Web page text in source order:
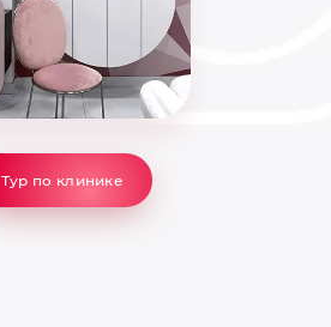
Тур по клинике